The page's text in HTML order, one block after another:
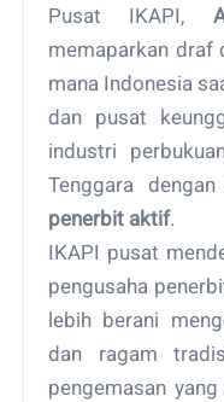
Pusat IKAPI,
memaparkan
mana Indonesia
dan pusat
industri
Tenggara
penerbit aktif.
IKAPI pusat
pengusaha
lebih berani
dan ragam
pengemasan